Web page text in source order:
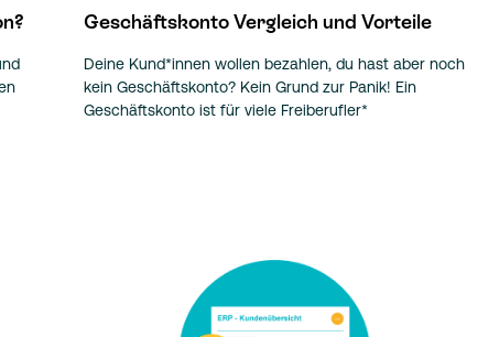
Geschäftskonto Vergleich und Vorteile
Deine Kund*innen wollen bezahlen, du hast aber noch
kein Geschäftskonto? Kein Grund zur Panik! Ein
Geschäftskonto ist für viele Freiberufler*